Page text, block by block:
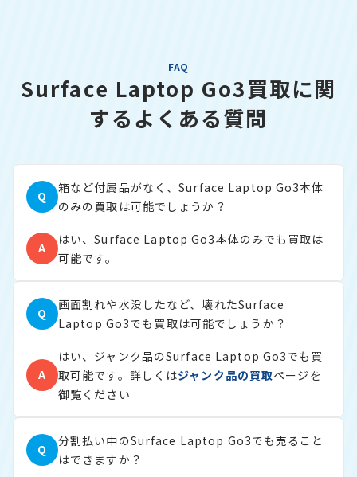
FAQ
Surface Laptop Go3買取に関
するよくある質問
Q
箱など付属品がなく、Surface Laptop Go3本体
のみの買取は可能でしょうか？
A
はい、Surface Laptop Go3本体のみでも買取は
可能です。
Q
画面割れや水没したなど、壊れたSurface
Laptop Go3でも買取は可能でしょうか？
A
はい、ジャンク品のSurface Laptop Go3でも買
取可能です。詳しくはジャンク品の買取ページを
御覧ください
Q
分割払い中のSurface Laptop Go3でも売ること
はできますか？